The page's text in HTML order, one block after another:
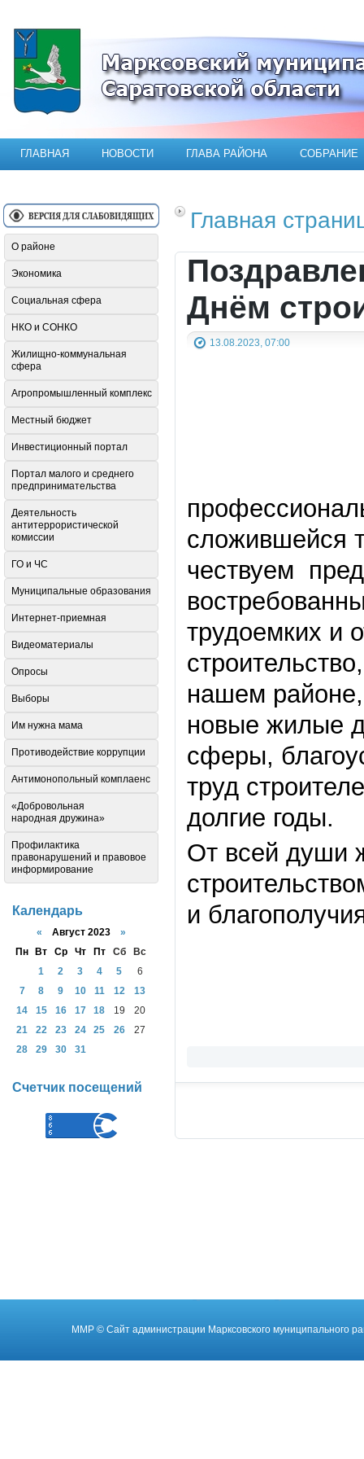
Официальный сайт Марксовского
ГЛАВНАЯ НОВОСТИ ГЛАВА РАЙОНА СОБРАНИЕ
Главная
Днём
13.08.2023, 07:00
сложившейся
чествуем
трудоемких и
нашем районе,
новые жилые
сферы,
труд
долгие годы.
От всей души
и
О районе
Экономика
Социальная сфера
НКО и СОНКО
Жилищно-коммунальная
сфера
Агропромышленный комплекс
Местный бюджет
Инвестиционный портал
Портал малого и среднего
предпринимательства
Деятельность
антитеррористической
комиссии
ГО и ЧС
Муниципальные образования
Интернет-приемная
Видеоматериалы
Опросы
Выборы
Им нужна мама
Противодействие коррупции
Антимонопольный комплаенс
«Добровольная
народная дружина»
Профилактика
правонарушений и правовое
информирование
Календарь
« Август 2023 »
Пн
Вт Ср Чт Пт Сб
Вс
1
2 3 4 5
6
7
8 9 10 11 12
13
14
15 16 17 18 19
20
21
22 23 24 25 26
27
28
29 30 31
Счетчик посещений
ММР © Cайт администрации Марксовского муниципального